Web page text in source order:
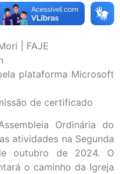
leitura filosófica de
| FAJE
plataforma Microsoft
de certificado
Ordinária do
atividades na Segunda
outubro de 2024. O
o caminho da Igreja